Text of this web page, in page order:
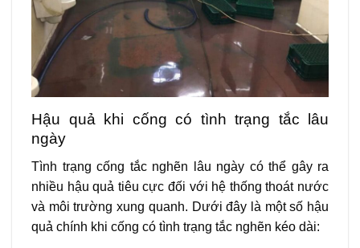
Hậu quả khi cống có tình trạng tắc lâu
ngày
Tình trạng cống tắc nghẽn lâu ngày có thể gây ra
nhiều hậu quả tiêu cực đối với hệ thống thoát nước
và môi trường xung quanh. Dưới đây là một số hậu
quả chính khi cống có tình trạng tắc nghẽn kéo dài: